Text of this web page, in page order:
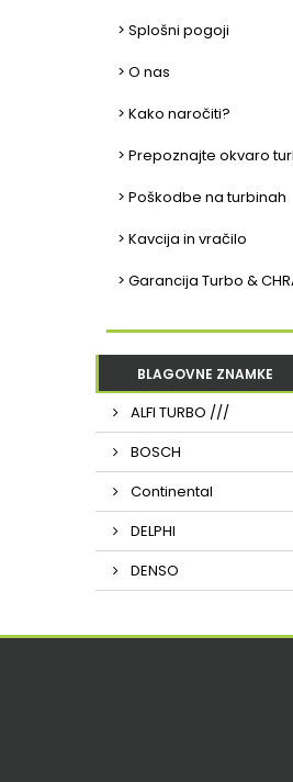
> Splošni pogoji
> O nas
> Kako naročiti?
> Prepoznajte okvaro
> Poškodbe na turbinah
> Kavcija in vračilo
> Garancija Turbo &
BLAGOVNE ZNAMKE
ALFI TURBO ///
BOSCH
Continental
DELPHI
DENSO